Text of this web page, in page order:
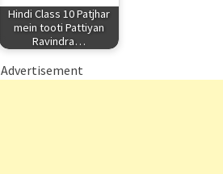
Hindi Class 10 Patjhar
mein tooti Pattiyan
Ravindra…
Advertisement